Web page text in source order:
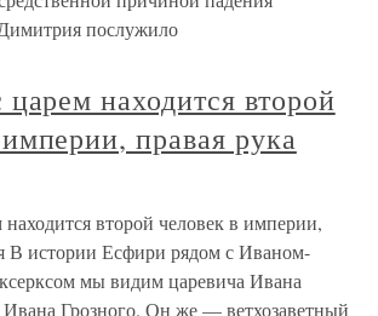
послужило
находится второй
правая рука
второй человек в империи,
В истории Есфири рядом с Иваном-
мы видим царевича Ивана
Грозного. Он же — ветхозаветный